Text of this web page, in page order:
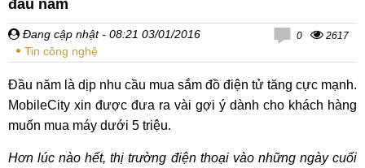
đầu năm
Đang cập nhật - 08:21 03/01/2016
Tin công nghệ
0 2617
Đầu năm là dịp nhu cầu mua sắm đồ điện tử tăng cực mạnh.
MobileCity xin được đưa ra vài gợi ý dành cho khách hàng
muốn mua máy dưới 5 triệu.
Hơn lúc nào hết, thị trường điện thoại vào những ngày cuối